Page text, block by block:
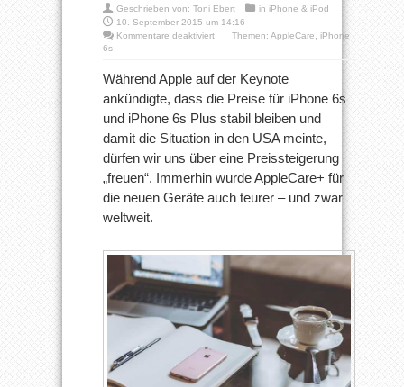
Geschrieben von: Toni Ebert in iPhone & iPod
10. September 2015 um 14:16
Kommentare deaktiviertfür
und
iPhone
6s
werden
teurer
und
AppleCare+
auch
Themen: AppleCare
iPhone
6s
Während Apple auf der Keynote
ankündigte, dass die Preise für iPhone 6s
und iPhone 6s Plus stabil bleiben und
damit die Situation in den USA meinte,
dürfen wir uns über eine Preissteigerung
„freuen“. Immerhin wurde AppleCare+ für
die neuen Geräte auch teurer – und zwar
weltweit.